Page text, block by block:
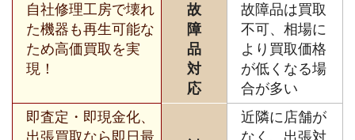
自社修理工房で壊れ
た機器も再生可能な
ため高価買取を実
現！
故
障
品
対
応
故障品は買取
不可、相場に
より買取価格
が低くなる場
合が多い
即査定・即現金化、
出張買取なら即日最
近隣に店舗が
なく、出張対